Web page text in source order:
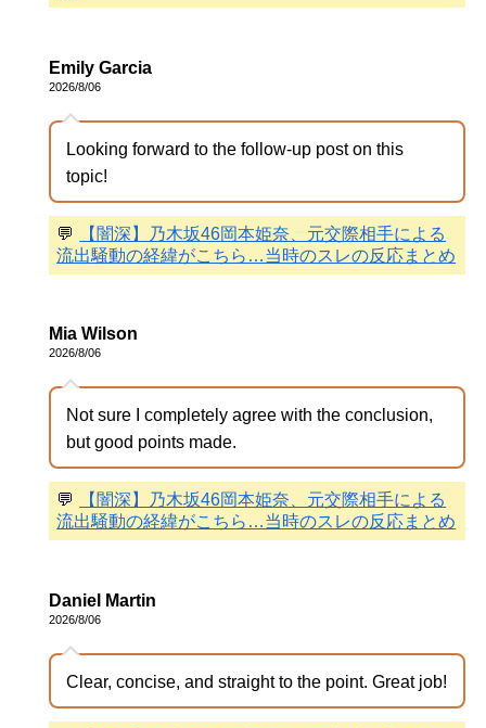
Emily Garcia
2026/8/06
Looking forward to the follow-up post on this
topic!
💬
【闇深】乃木坂46岡本姫奈、元交際相手による
流出騒動の経緯がこちら…当時のスレの反応まとめ
Mia Wilson
2026/8/06
Not sure I completely agree with the conclusion,
but good points made.
💬
【闇深】乃木坂46岡本姫奈、元交際相手による
流出騒動の経緯がこちら…当時のスレの反応まとめ
Daniel Martin
2026/8/06
Clear, concise, and straight to the point. Great job!